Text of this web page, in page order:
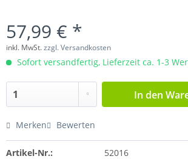
57,99 € *
inkl. MwSt.zzgl. Versandkosten
Sofort versandfertig, Lieferzeit ca. 1-3
In den
Merken Bewerten
Artikel-Nr.: 52016